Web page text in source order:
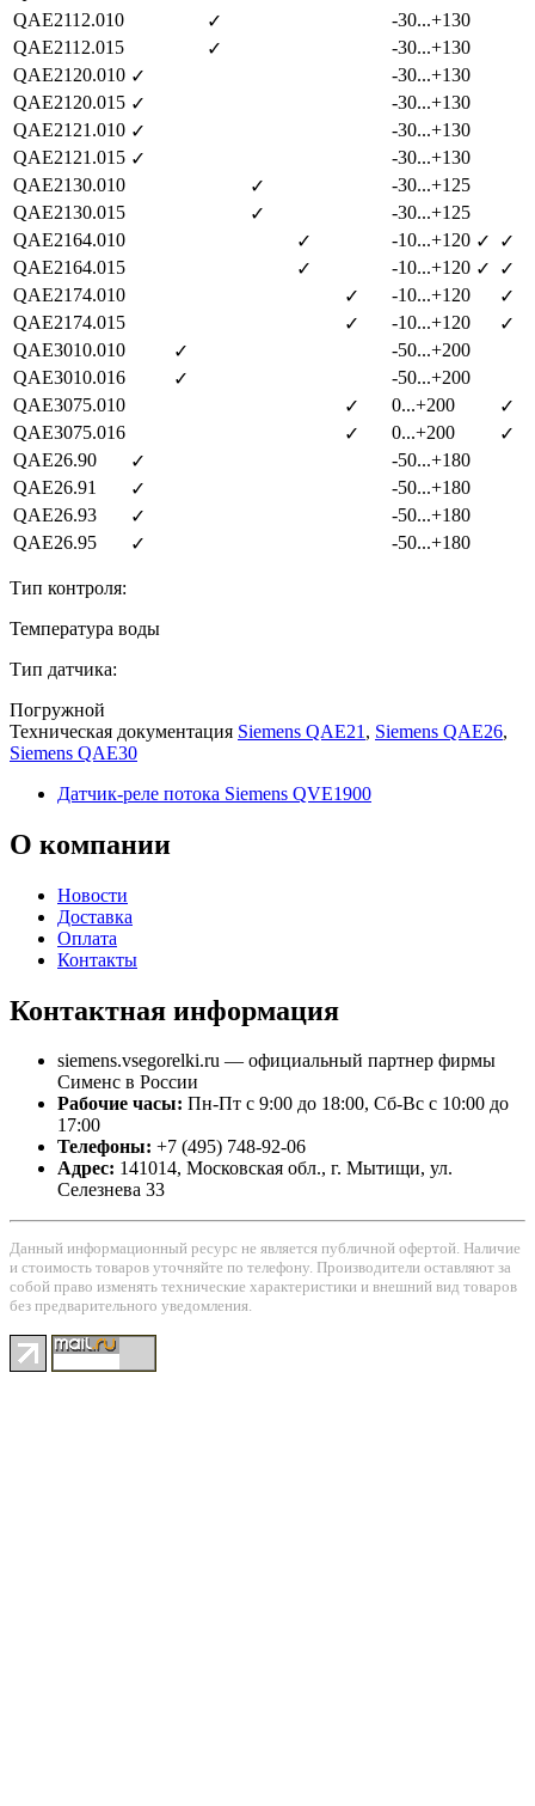
QAE2112.010
✓
-30...+130
QAE2112.015
✓
-30...+130
QAE2120.010 ✓
-30...+130
QAE2120.015 ✓
-30...+130
QAE2121.010 ✓
-30...+130
QAE2121.015 ✓
-30...+130
QAE2130.010
✓
-30...+125
QAE2130.015
✓
-30...+125
QAE2164.010
✓ -10...+120 ✓
✓
QAE2164.015
✓ -10...+120 ✓
✓
QAE2174.010
✓ -10...+120
✓
QAE2174.015
✓ -10...+120
✓
QAE3010.010
✓
-50...+200
QAE3010.016
✓
-50...+200
QAE3075.010
✓ 0...+200
✓
QAE3075.016
✓ 0...+200
✓
QAE26.90
✓
-50...+180
QAE26.91
✓
-50...+180
QAE26.93
✓
-50...+180
QAE26.95
✓ -50...+180
Тип контроля:
Температура воды
Тип датчика:
Погружной
Техническая документация Siemens QAE21 , Siemens QAE26,
Siemens QAE30
Датчик-реле потока Siemens QVE1900
О компании
Новости
Доставка
Оплата
Контакты
Контактная информация
siemens.vsegorelki.ru — официальный партнер фирмы
Сименс в России
Рабочие часы: Пн-Пт с 9:00 до 18:00, Сб-Вс с 10:00 до
17:00
Телефоны: +7 (495) 748-92-06
Адрес: 141014, Московская обл., г. Мытищи, ул.
Селезнева 33
Данный информационный ресурс не является публичной офертой. Наличие
и стоимость товаров уточняйте по телефону. Производители оставляют за
собой право изменять технические характеристики и внешний вид товаров
без предварительного уведомления.